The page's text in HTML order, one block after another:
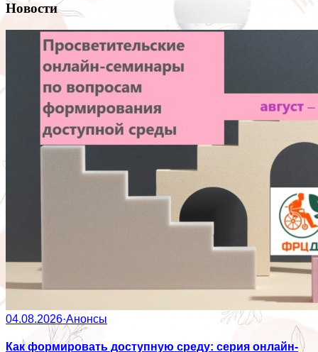
Новости
04.08.2026·Анонсы
Как формировать доступную среду: серия онлайн-